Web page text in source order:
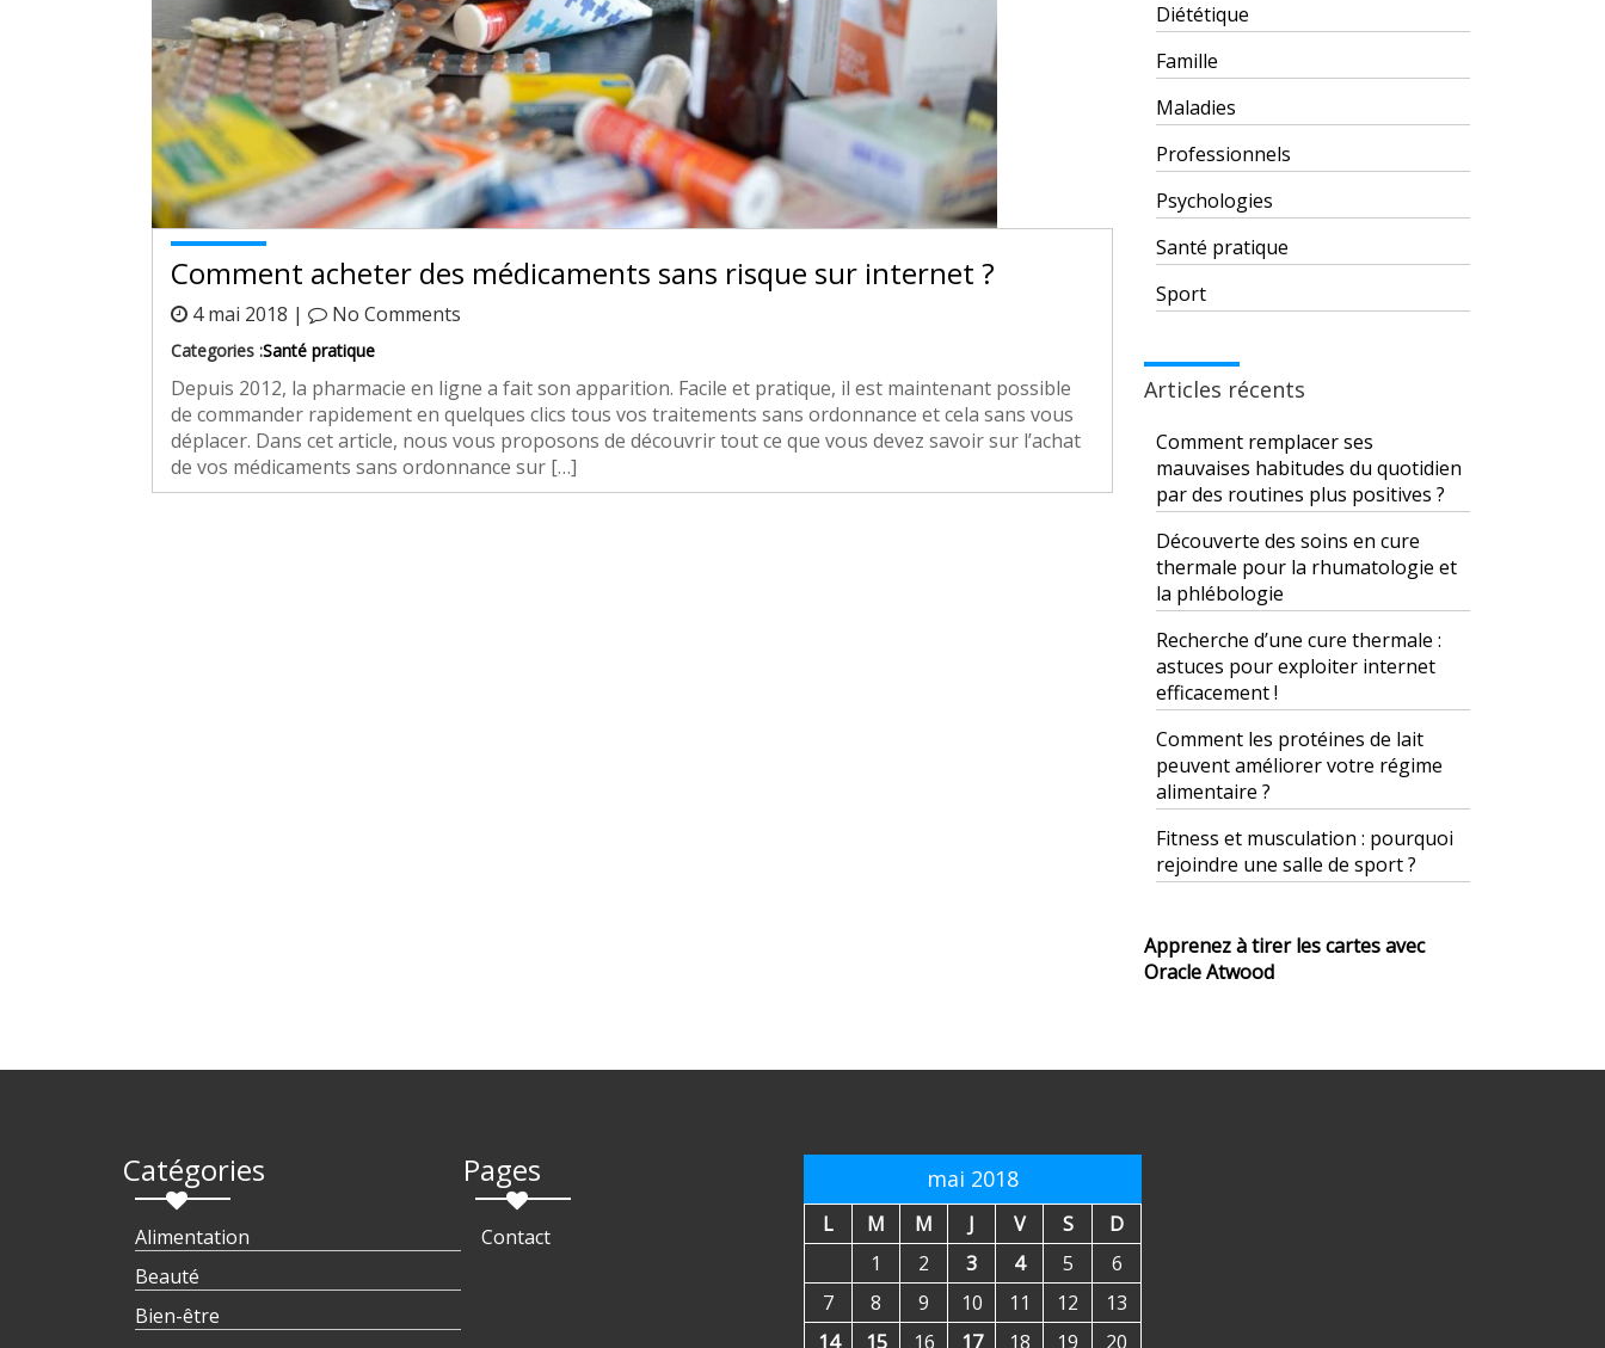
Comment acheter des médicaments sans risque sur internet ?
4 mai 2018 | No Comments
Categories :Santé pratique
Depuis 2012, la pharmacie en ligne a fait son apparition. Facile et pratique, il est maintenant possible
de commander rapidement en quelques clics tous vos traitements sans ordonnance et cela sans vous
déplacer. Dans cet article, nous vous proposons de découvrir tout ce que vous devez savoir sur l’achat
de vos médicaments sans ordonnance sur […]
Diététique
Famille
Maladies
Professionnels
Psychologies
Santé pratique
Sport
Articles récents
Comment remplacer ses
mauvaises habitudes du quotidien
par des routines plus positives ?
Découverte des soins en cure
thermale pour la rhumatologie et
la phlébologie
Recherche d’une cure thermale :
astuces pour exploiter internet
efficacement !
Comment les protéines de lait
peuvent améliorer votre régime
alimentaire ?
Fitness et musculation : pourquoi
rejoindre une salle de sport ?
Apprenez à tirer les cartes avec
Oracle Atwood
Catégories
Alimentation
Beauté
Bien-être
Pages
Contact
mai 2018
L M M J V S
D
1
2 3 4 5
6
7
8 9 10 11 12
13
14
15 16 17 18 19 20